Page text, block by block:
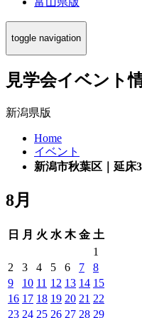
toggle navigation
見学会イベント
新潟県版
Home
イベント
新潟市秋葉区｜延床
8月
日 月 火 水 木 金 土
1
2
3 4 5 6 7
8
9
10 11 12 13 14 15
16 17 18 19 20 21 22
23 24 25 26 27 28 29